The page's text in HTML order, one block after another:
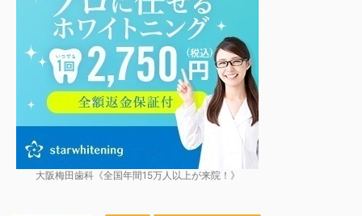
大阪梅田歯科《全国年間15万人以上が来院！》